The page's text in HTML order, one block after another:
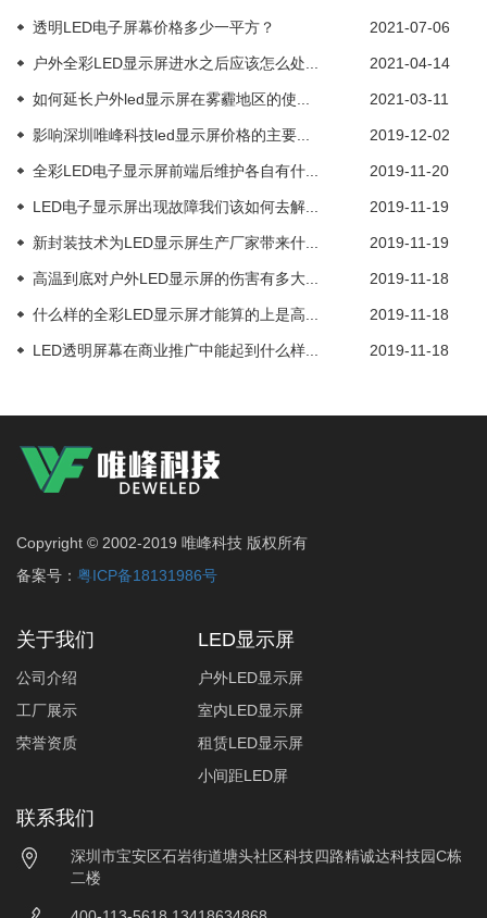
透明LED电子屏幕价格多少一平方？ 2021-07-06
户外全彩LED显示屏进水之后应该怎么处... 2021-04-14
如何延长户外led显示屏在雾霾地区的使... 2021-03-11
影响深圳唯峰科技led显示屏价格的主要... 2019-12-02
全彩LED电子显示屏前端后维护各自有什... 2019-11-20
LED电子显示屏出现故障我们该如何去解... 2019-11-19
新封装技术为LED显示屏生产厂家带来什... 2019-11-19
高温到底对户外LED显示屏的伤害有多大... 2019-11-18
什么样的全彩LED显示屏才能算的上是高... 2019-11-18
LED透明屏幕在商业推广中能起到什么样... 2019-11-18
Copyright © 2002-2019 唯峰科技 版权所有
备案号： 粤ICP备18131986号
关于我们
公司介绍
工厂展示
荣誉资质
LED显示屏
户外LED显示屏
室内LED显示屏
租赁LED显示屏
小间距LED屏
联系我们
深圳市宝安区石岩街道塘头社区科技四路精诚达科技园C栋
二楼